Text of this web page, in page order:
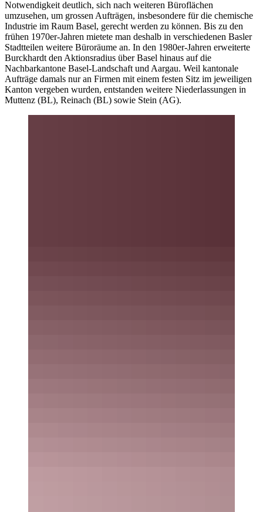
Notwendigkeit deutlich, sich nach weiteren Büroflächen
umzusehen, um grossen Aufträgen, insbesondere für die chemische
Industrie im Raum Basel, gerecht werden zu können. Bis zu den
frühen 1970er-Jahren mietete man deshalb in verschiedenen Basler
Stadtteilen weitere Büroräume an. In den 1980er-Jahren erweiterte
Burckhardt den Aktionsradius über Basel hinaus auf die
Nachbarkantone Basel-Landschaft und Aargau. Weil kantonale
Aufträge damals nur an Firmen mit einem festen Sitz im jeweiligen
Kanton vergeben wurden, entstanden weitere Niederlassungen in
Muttenz (BL), Reinach (BL) sowie Stein (AG).